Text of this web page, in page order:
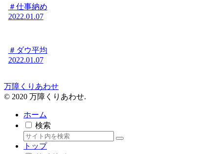
＃仕事納め
2022.01.07
＃ダウ平均
2022.01.07
万障くりあわせ
© 2020 万障くりあわせ.
ホーム
検索
トップ